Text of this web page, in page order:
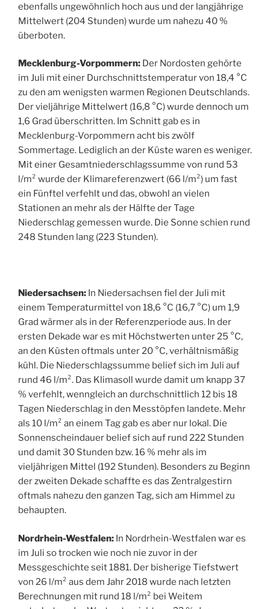
ebenfalls ungewöhnlich hoch aus und der langjährige
Mittelwert (204 Stunden) wurde um nahezu 40 %
überboten.
Mecklenburg-Vorpommern: Der Nordosten gehörte
im Juli mit einer Durchschnittstemperatur von 18,4 °C
zu den am wenigsten warmen Regionen Deutschlands.
Der vieljährige Mittelwert (16,8 °C) wurde dennoch um
1,6 Grad überschritten. Im Schnitt gab es in
Mecklenburg-Vorpommern acht bis zwölf
Sommertage. Lediglich an der Küste waren es weniger.
Mit einer Gesamtniederschlagssumme von rund 53
l/m² wurde der Klimareferenzwert (66 l/m²) um fast
ein Fünftel verfehlt und das, obwohl an vielen
Stationen an mehr als der Hälfte der Tage
Niederschlag gemessen wurde. Die Sonne schien rund
248 Stunden lang (223 Stunden).
Niedersachsen: In Niedersachsen fiel der Juli mit
einem Temperaturmittel von 18,6 °C (16,7 °C) um 1,9
Grad wärmer als in der Referenzperiode aus. In der
ersten Dekade war es mit Höchstwerten unter 25 °C,
an den Küsten oftmals unter 20 °C, verhältnismäßig
kühl. Die Niederschlagssumme belief sich im Juli auf
rund 46 l/m². Das Klimasoll wurde damit um knapp 37
% verfehlt, wenngleich an durchschnittlich 12 bis 18
Tagen Niederschlag in den Messtöpfen landete. Mehr
als 10 l/m² an einem Tag gab es aber nur lokal. Die
Sonnenscheindauer belief sich auf rund 222 Stunden
und damit 30 Stunden bzw. 16 % mehr als im
vieljährigen Mittel (192 Stunden). Besonders zu Beginn
der zweiten Dekade schaffte es das Zentralgestirn
oftmals nahezu den ganzen Tag, sich am Himmel zu
behaupten.
Nordrhein-Westfalen: In Nordrhein-Westfalen war es
im Juli so trocken wie noch nie zuvor in der
Messgeschichte seit 1881. Der bisherige Tiefstwert
von 26 l/m² aus dem Jahr 2018 wurde nach letzten
Berechnungen mit rund 18 l/m² bei Weitem